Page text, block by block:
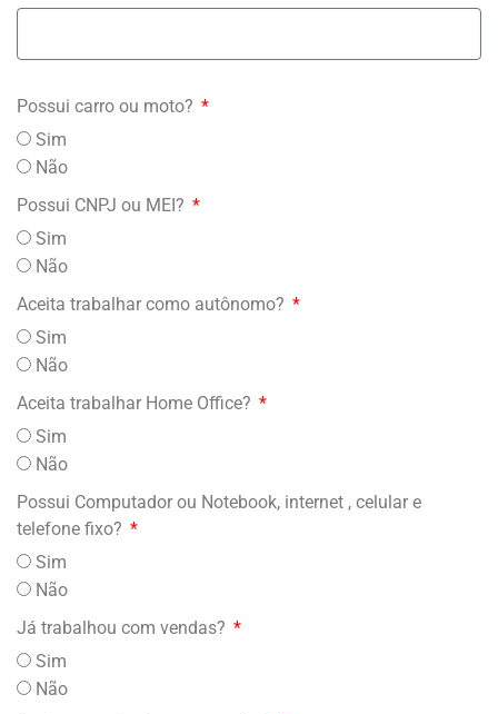
Possui carro ou moto?
Sim
Não
Possui CNPJ ou MEI?
Sim
Não
Aceita trabalhar como autônomo?
Sim
Não
Aceita trabalhar Home Office?
Sim
Não
Possui Computador ou Notebook, internet , celular e
telefone fixo?
Sim
Não
Já trabalhou com vendas?
Sim
Não